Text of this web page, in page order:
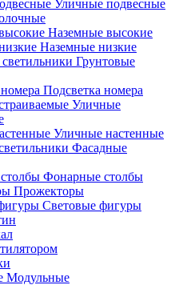
Уличные подвесные
Наземные высокие
Наземные низкие
Грунтовые
Подсветка номера
Уличные
Уличные настенные
Фасадные
Фонарные столбы
Прожекторы
Световые фигуры
Модульные